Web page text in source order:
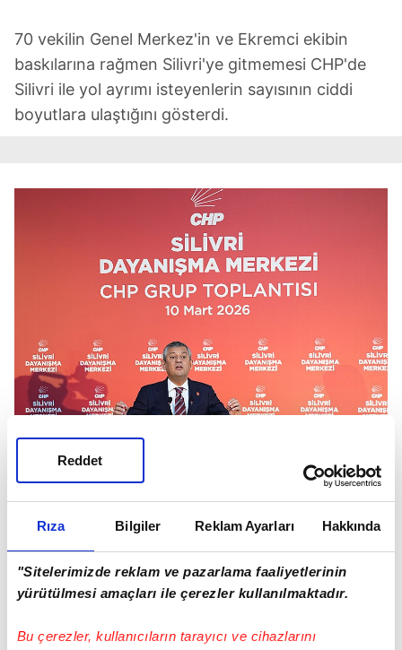
Rıza Bilgiler Reklam Ayarları Hakkında
"Sitelerimizde reklam ve pazarlama faaliyetlerinin
yürütülmesi amaçları ile çerezler kullanılmaktadır.
Bu çerezler, kullanıcıların tarayıcı ve cihazlarını
Reddet
70 vekilin Genel Merkez'in ve Ekremci ekibin
baskılarına rağmen Silivri'ye gitmemesi CHP'de
Silivri ile yol ayrımı isteyenlerin sayısının ciddi
boyutlara ulaştığını gösterdi.
ÖZGÜR ÖZEL'İN TEK DERDİ GERÇEKLERİ YAZAN
TAKVİM
artarken CHP Genel BaşkanıÖzgür Özel